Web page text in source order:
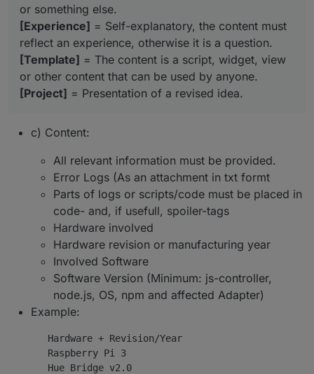
or something else.
[Experience] = Self-explanatory, the content must
reflect an experience, otherwise it is a question.
[Template] = The content is a script, widget, view
or other content that can be used by anyone.
[Project] = Presentation of a revised idea.
c) Content:
All relevant information must be provided.
Error Logs (As an attachment in txt formt
Parts of logs or scripts/code must be placed in
code- and, if usefull, spoiler-tags
Hardware involved
Hardware revision or manufacturing year
Involved Software
Software Version (Minimum: js-controller,
node.js, OS, npm and affected Adapter)
Example:
       Hardware + Revision/Year
       Raspberry Pi 3
       Hue Bridge v2.0